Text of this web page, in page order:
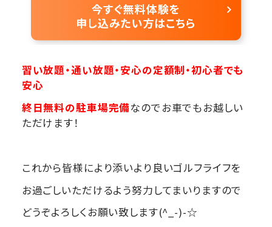
習い放題・通い放題・安心の定額制・初心者でも
安心
終日無料の駐車場完備なのでお車でもお越しい
ただけます！
これから皆様により添いより良いゴルフライフを
お過ごしいただけるよう努力してまいりますので
どうぞよろしくお願い致します(^_-)-☆